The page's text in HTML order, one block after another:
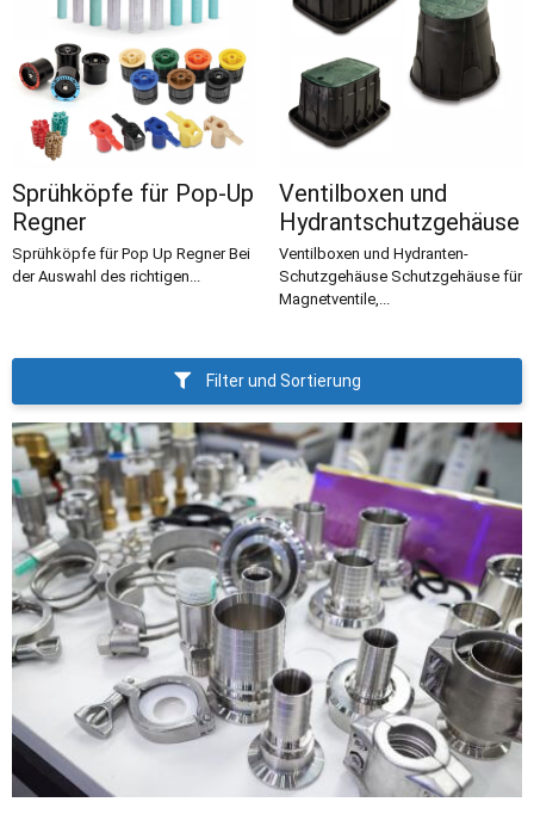
Sprühköpfe für Pop-Up
Regner
Sprühköpfe für Pop Up Regner Bei
der Auswahl des richtigen...
Ventilboxen und
Hydrantschutzgehäuse
Ventilboxen und Hydranten-
Schutzgehäuse Schutzgehäuse für
Magnetventile,...
Filter und Sortierung